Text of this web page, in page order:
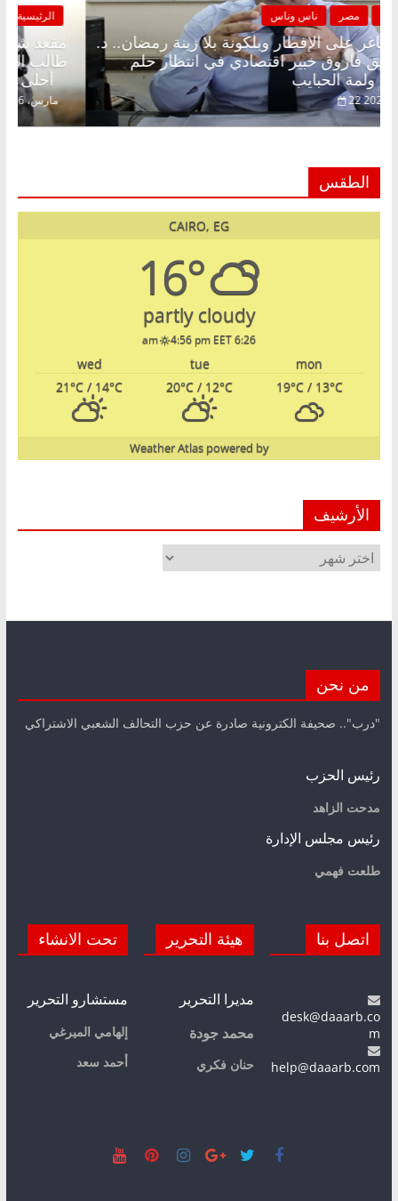
الرئيسية مصر ناس وناس
مقعد شاغر على الإفطار وبلكونة بلا زينة رمضان.. د.
عبدالخالق فاروق خبير اقتصادي في انتظار حلم
الحرية ولمة الحبايب
22 فبراير، 2026
الطقس
CAIRO, EG
16°
partly cloudy
6:26 am
4:56 pm EET
mon
tue
wed
19°C/ 13°C
20°C / 12°C
21°C / 14°C
powered by
Weather Atlas
الأرشيف
الأرشيف
من نحن
"درب".. صحيفة الكترونية صادرة عن حزب التحالف الشعبي الاشتراكي
رئيس الحزب
مدحت الزاهد
رئيس مجلس الإدارة
طلعت فهمي
اتصل بنا
desk@daaarb.co
m
help@daaarb.com
هيئة التحرير
مديرا التحرير
محمد جودة
حنان فكري
تحت الانشاء
مستشارو التحرير
إلهامي الميرغي
أحمد سعد